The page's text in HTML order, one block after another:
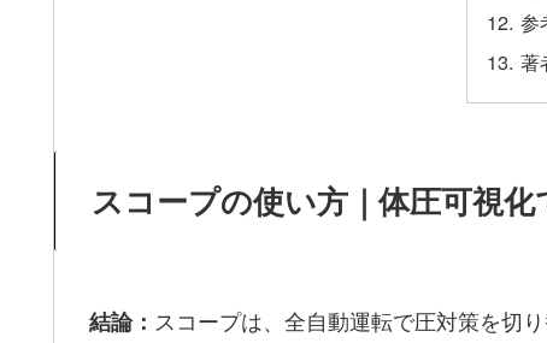
参
著
スコープの使い方｜体圧可視
結論： スコープは、全自動運転で圧対策を切